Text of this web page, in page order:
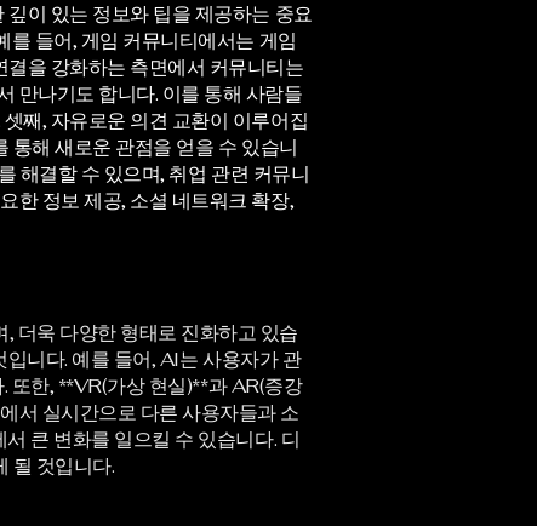
이 있는 정보와 팁을 제공하는 중요
를 들어, 게임 커뮤니티에서는 게임
을 강화하는 측면에서 커뮤니티는
만나기도 합니다. 이를 통해 사람들
째, 자유로운 의견 교환이 이루어집
통해 새로운 관점을 얻을 수 있습니
해결할 수 있으며, 취업 관련 커뮤니
한 정보 제공, 소셜 네트워크 확장,
더욱 다양한 형태로 진화하고 있습
니다. 예를 들어, AI는 사용자가 관
또한, **VR(가상 현실)**과 AR(증강
서 실시간으로 다른 사용자들과 소
큰 변화를 일으킬 수 있습니다. 디
될 것입니다.